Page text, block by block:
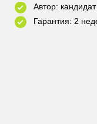
Автор:
Гарантия: 2